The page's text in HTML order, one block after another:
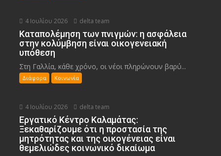
4 Ιουλίου 2026 delta team
Καταπολέμηση των πνιγμών: η ασφάλεια
στην κολύμβηση είναι οικογενειακή
υπόθεση
Στη Γαλλία, κάθε χρόνο, οι νέοι πληρώνουν βαρύ...
Διάφορα Κοινωνία
4 Ιουλίου 2026 delta team
Εργατικό Κέντρο Καλαμάτας:
Ξεκαθαρίζουμε ότι η προστασία της
μητρότητας και της οικογένειας είναι
θεμελιώδες κοινωνικό δικαίωμα